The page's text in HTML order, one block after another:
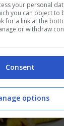
batter
.
your personal
you can object to
for a link at the
or withdraw
Consent
options